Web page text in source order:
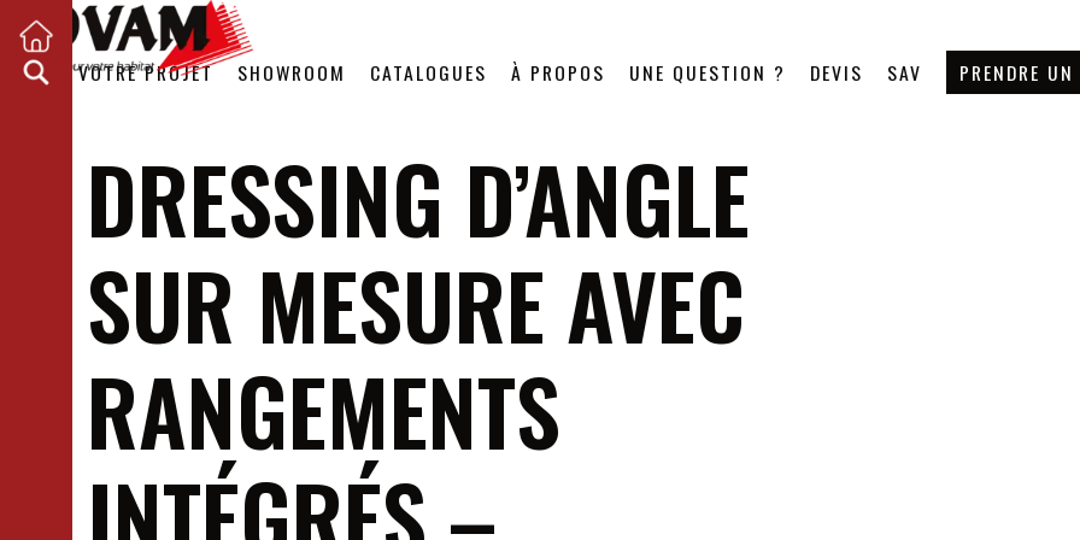
VOTRE PROJET SHOWROOM CATALOGUES À PROPOS UNE QUESTION ? DEVIS SAV PRENDRE
DRESSING D’ANGLE
SUR MESURE AVEC
RANGEMENTS